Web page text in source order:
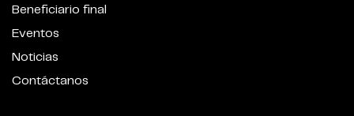
Beneficiario final
Eventos
Noticias
Contáctanos